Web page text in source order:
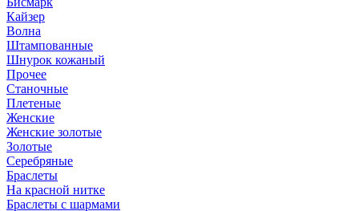
Кайзер
Волна
Штампованные
Шнурок кожаный
Прочее
Станочные
Плетеные
Женские
Женские золотые
Золотые
Серебряные
Браслеты
На красной нитке
Браслеты с шармами